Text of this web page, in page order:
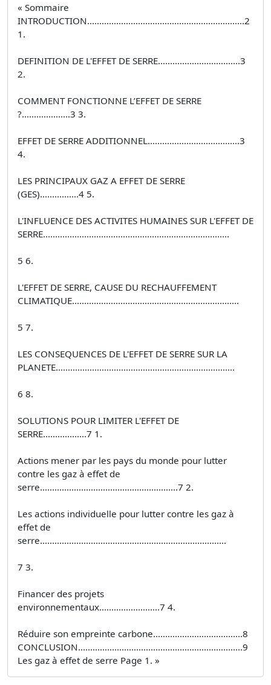
« Sommaire
INTRODUCTION.................................................................2
1.
DEFINITION DE L'EFFET DE SERRE..................................3
2.
COMMENT FONCTIONNE L’EFFET DE SERRE
?....................3 3.
EFFET DE SERRE ADDITIONNEL......................................3
4.
LES PRINCIPAUX GAZ A EFFET DE SERRE
(GES)................4 5.
L'INFLUENCE DES ACTIVITES HUMAINES SUR L'EFFET DE
SERRE.............................................................................
5 6.
L'EFFET DE SERRE, CAUSE DU RECHAUFFEMENT
CLIMATIQUE.....................................................................
5 7.
LES CONSEQUENCES DE L'EFFET DE SERRE SUR LA
PLANETE..........................................................................
6 8.
SOLUTIONS POUR LIMITER L'EFFET DE
SERRE..................7 1.
Actions mener par les pays du monde pour lutter
contre les gaz à effet de
serre.........................................................7 2.
Les actions individuelle pour lutter contre les gaz à
effet de
serre.............................................................................
7 3.
Financer des projets
environnementaux.........................7 4.
Réduire son empreinte carbone.....................................8
CONCLUSION....................................................................9
Les gaz à effet de serre Page 1. »